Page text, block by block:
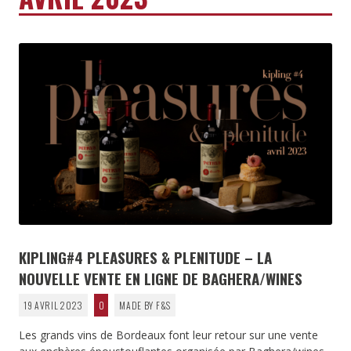
KIPLING#4 PLEASURES & PLENITUDE – LA
NOUVELLE VENTE EN LIGNE DE BAGHERA/WINES
19 AVRIL 2023 0 MADE BY F&S
Les grands vins de Bordeaux font leur retour sur une vente